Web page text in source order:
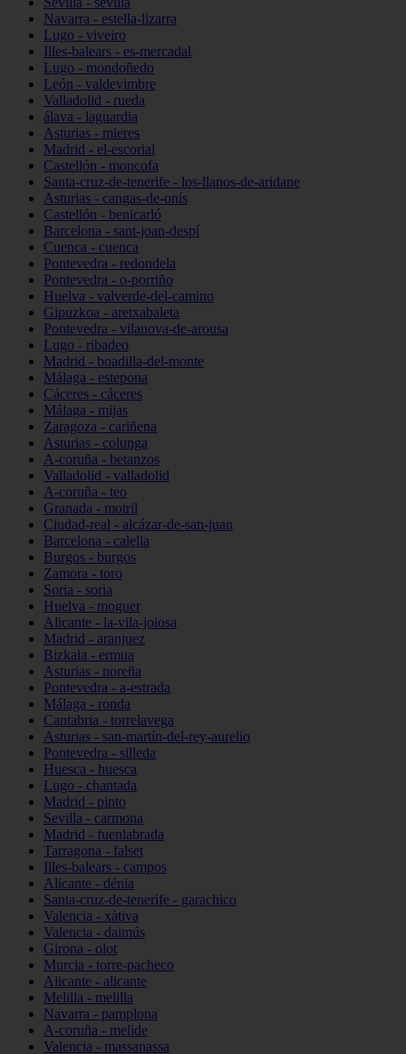
Navarra - estella-lizarra
Lugo - viveiro
Illes-balears - es-mercadal
Lugo - mondoñedo
León - valdevimbre
Valladolid - rueda
álava - laguardia
Asturias - mieres
Madrid - el-escorial
Castellón - moncofa
Santa-cruz-de-tenerife - los-llanos-de-aridane
Asturias - cangas-de-onís
Castellón - benicarló
Barcelona - sant-joan-despí
Cuenca - cuenca
Pontevedra - redondela
Pontevedra - o-porriño
Huelva - valverde-del-camino
Gipuzkoa - aretxabaleta
Pontevedra - vilanova-de-arousa
Lugo - ribadeo
Madrid - boadilla-del-monte
Málaga - estepona
Cáceres - cáceres
Málaga - mijas
Zaragoza - cariñena
Asturias - colunga
A-coruña - betanzos
Valladolid - valladolid
A-coruña - teo
Granada - motril
Ciudad-real - alcázar-de-san-juan
Barcelona - calella
Burgos - burgos
Zamora - toro
Soria - soria
Huelva - moguer
Alicante - la-vila-joiosa
Madrid - aranjuez
Bizkaia - ermua
Asturias - noreña
Pontevedra - a-estrada
Málaga - ronda
Cantabria - torrelavega
Asturias - san-martín-del-rey-aurelio
Pontevedra - silleda
Huesca - huesca
Lugo - chantada
Madrid - pinto
Sevilla - carmona
Madrid - fuenlabrada
Tarragona - falset
Illes-balears - campos
Alicante - dénia
Santa-cruz-de-tenerife - garachico
Valencia - xàtiva
Valencia - daimús
Girona - olot
Murcia - torre-pacheco
Alicante - alicante
Melilla - melilla
Navarra - pamplona
A-coruña - melide
Valencia - massanassa